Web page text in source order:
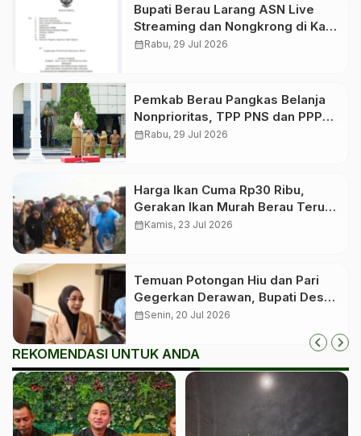
Bupati Berau Larang ASN Live
Streaming dan Nongkrong di Kafe
Saat Jam Kerja
calendar_monthRabu, 29 Jul 2026
Pemkab Berau Pangkas Belanja
Nonprioritas, TPP PNS dan PPPK
Tetap Dibayar
calendar_monthRabu, 29 Jul 2026
Harga Ikan Cuma Rp30 Ribu,
Gerakan Ikan Murah Berau Terus
Digelar Bergilir di 13 Kecamatan
calendar_monthKamis, 23 Jul 2026
Temuan Potongan Hiu dan Pari
Gegerkan Derawan, Bupati Desak
Proses Hukum
calendar_monthSenin, 20 Jul 2026
REKOMENDASI UNTUK ANDA